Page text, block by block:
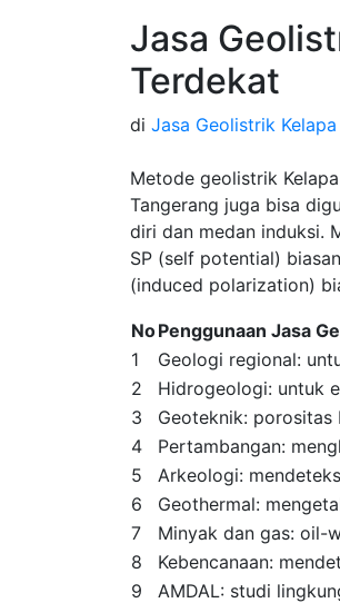
Jasa
Terdekat
di Jasa Geolistrik
Metode geolistrik
Tangerang juga bisa
diri dan medan induksi.
SP (self potential)
(induced polarization)
NoPenggunaan Jasa
1
Geologi regional:
2
Hidrogeologi: untuk
3
Geoteknik: porositas
4
Pertambangan:
5
Arkeologi:
6
Geothermal:
7
Minyak dan gas: oil-
8
Kebencanaan:
9
AMDAL: studi